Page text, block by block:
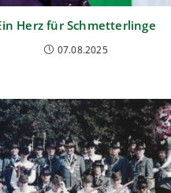
Herz für Schmetterlinge
07.08.2025